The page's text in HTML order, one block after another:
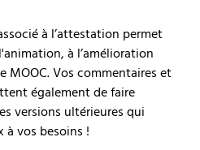
à l’attestation permet
à l’amélioration
MOOC. Vos commentaires et
également de faire
versions ultérieures qui
à vos besoins !